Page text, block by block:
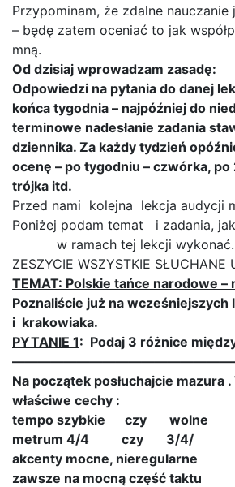
Przypominam, że zdalne
– będę zatem oceniać to jak
mną.
Od dzisiaj wprowadzam zasadę:
Odpowiedzi na pytania do danej
końca tygodnia – najpóźniej do
terminowe nadesłanie zadania
dziennika. Za każdy tydzień
ocenę – po tygodniu – czwórka, po
trójka itd.
Przed nami kolejna lekcja audycji
Poniżej podam temat i zadania,
w ramach tej lekcji wykonać.
ZESZYCIE WSZYSTKIE SŁUCHANE
TEMAT: Polskie tańce narodowe –
Poznaliście już na wcześniejszych
i krakowiaka.
PYTANIE 1: Podaj 3 różnice
Na początek posłuchajcie mazura
właściwe cechy :
tempo szybkie czy wolne
metrum 4/4 czy 3/4/
akcenty mocne,
zawsze na mocną część taktu